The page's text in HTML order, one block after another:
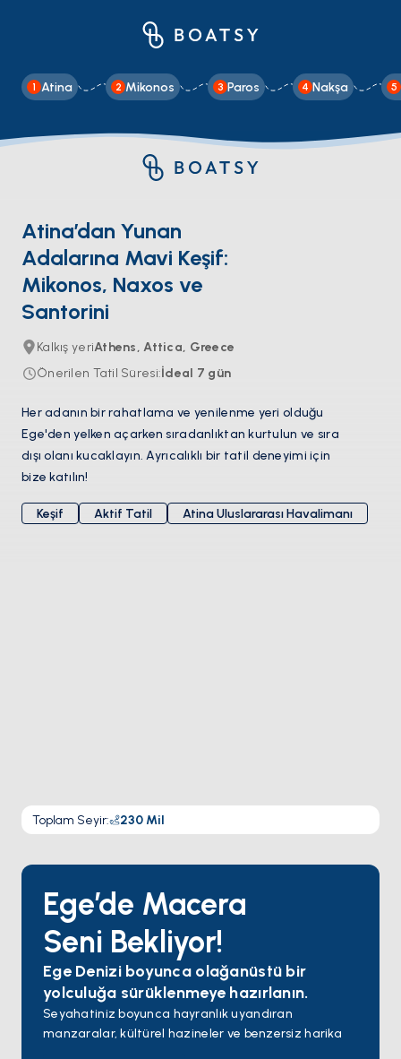
1 Atina 2 Mikonos 3 Paros 4 Nakşa 5
Atina’dan Yunan
Adalarına Mavi Keşif:
Mikonos, Naxos ve
Santorini
Kalkış yeriAthens, Attica, Greece
Önerilen Tatil Süresi:İdeal 7 gün
Her adanın bir rahatlama ve yenilenme yeri olduğu
Ege'den yelken açarken sıradanlıktan kurtulun ve sıra
dışı olanı kucaklayın. Ayrıcalıklı bir tatil deneyimi için
bize katılın!
Keşif Aktif Tatil Atina Uluslararası Havalimanı
Toplam Seyir: 230 Mil
Ege’de Macera
Seni Bekliyor!
Ege Denizi boyunca olağanüstü bir
yolculuğa sürüklenmeye hazırlanın.
Seyahatiniz boyunca hayranlık uyandıran
manzaralar, kültürel hazineler ve benzersiz harika